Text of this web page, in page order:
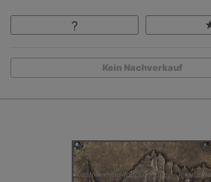
Kein Nachverkauf